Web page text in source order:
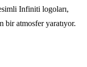
Infiniti logoları,
atmosfer yaratıyor.